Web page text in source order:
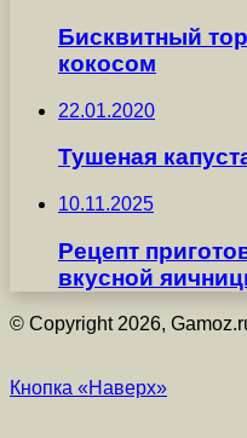
Бисквитный
кокосом
22.01.2020
Тушеная
10.11.2025
Рецепт
вкусной
© Copyright 2026,
Кнопка «Наверх»